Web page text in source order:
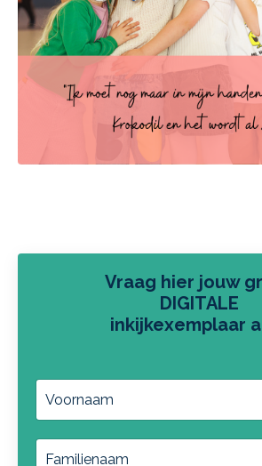
Vraag hier jouw
DIGITALE
inkijkexemplaar